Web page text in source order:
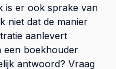
is er ook sprake van
niet dat de manier
aanlevert
een boekhouder
antwoord? Vraag